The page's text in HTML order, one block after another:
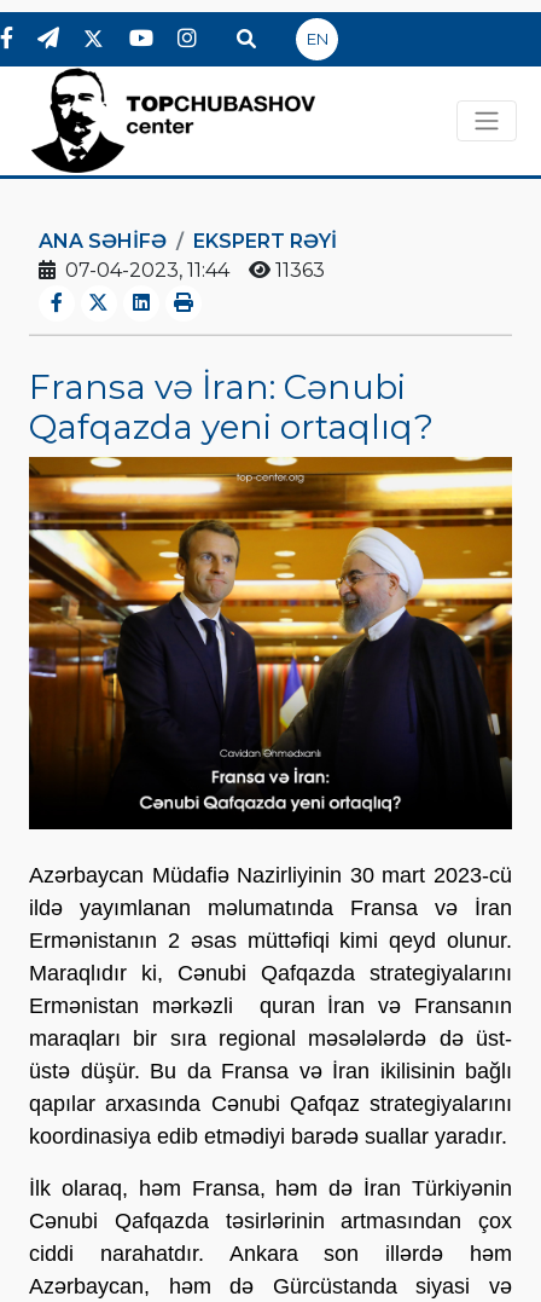
EN
ANA SƏHIFƏ
EKSPERT RƏYI
07-04-2023, 11:44
11363
Fransa və İran: Cənubi
Qafqazda yeni ortaqlıq?
Azərbaycan Müdafiə Nazirliyinin 30 mart 2023-cü
ildə yayımlanan məlumatında Fransa və İran
Ermənistanın 2 əsas müttəfiqi kimi qeyd olunur.
Maraqlıdır ki, Cənubi Qafqazda strategiyalarını
Ermənistan mərkəzli quran İran və Fransanın
maraqları bir sıra regional məsələlərdə də üst-
üstə düşür. Bu da Fransa və İran ikilisinin bağlı
qapılar arxasında Cənubi Qafqaz strategiyalarını
koordinasiya edib etmədiyi barədə suallar yaradır.
İlk olaraq, həm Fransa, həm də İran Türkiyənin
Cənubi Qafqazda təsirlərinin artmasından çox
ciddi narahatdır. Ankara son illərdə həm
Azərbaycan, həm də Gürcüstanda siyasi və